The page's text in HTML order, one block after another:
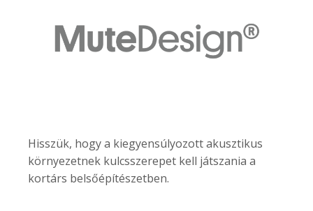
Hisszük, hogy a kiegyensúlyozott akusztikus
környezetnek kulcsszerepet kell játszania a
kortárs belsőépítészetben.